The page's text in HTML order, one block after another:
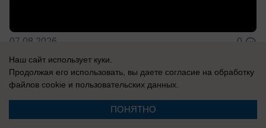
07.08.2026 0
В России
отказывает Киеву в Starlink
Наш сайт использует куки.
Продолжая его использовать, вы даете согласие на обработку
файлов cookie и пользовательских данных.
ПОНЯТНО